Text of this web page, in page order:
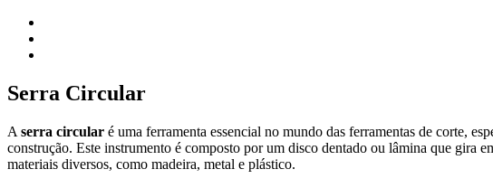
Serra Circular
A serra circular é uma ferramenta essencial no mundo das ferramentas de corte,
construção. Este instrumento é composto por um disco dentado ou lâmina que gira
materiais diversos, como madeira, metal e plástico.